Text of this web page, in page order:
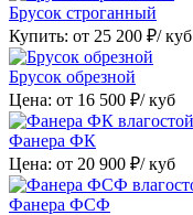
Брусок строганный
Купить: от 25 200 ₽/ куб
Брусок обрезной
Цена: от 16 500 ₽/ куб
Фанера ФК
Цена: от 20 900 ₽/ куб
Фанера ФСФ